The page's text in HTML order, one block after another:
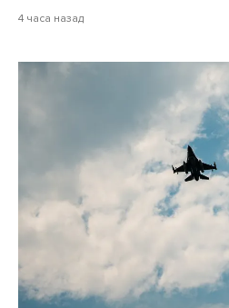
4 часа назад